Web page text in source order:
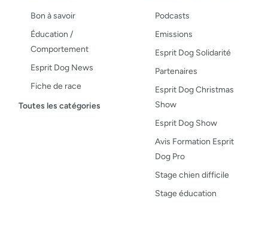
Bon à savoir
Éducation /
Comportement
Esprit Dog News
Fiche de race
Maladies du chien
Toutes les catégories
Podcasts
Emissions
Esprit Dog Solidarité
Partenaires
Esprit Dog Christmas
Show
Esprit Dog Show
Avis Formation Esprit
Dog Pro
Stage chien difficile
Stage éducation